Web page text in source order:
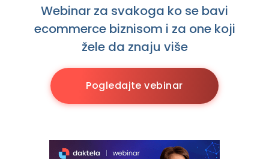
Webinar za svakoga ko se bavi
ecommerce biznisom i za one koji
žele da znaju više
Pogledajte vebinar